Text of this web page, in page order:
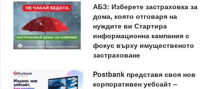
АБЗ: Изберете застраховка за
дома, която отговаря на
нуждите ви Стартира
информационна кампания с
фокус върху имущественото
застраховане
Postbank представя своя нов
корпоративен уебсайт –